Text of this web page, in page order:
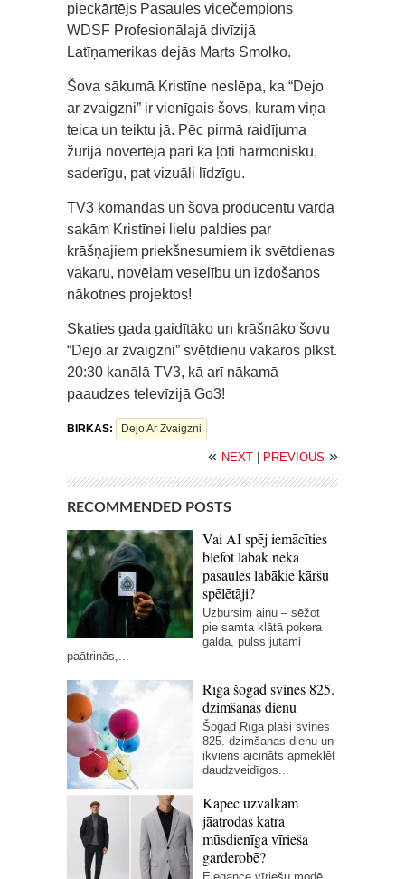
pieckārtējs Pasaules vicečempions
WDSF Profesionālajā divīzijā
Latīņamerikas dejās Marts Smolko.
Šova sākumā Kristīne neslēpa, ka “Dejo
ar zvaigzni” ir vienīgais šovs, kuram viņa
teica un teiktu jā. Pēc pirmā raidījuma
žūrija novērtēja pāri kā ļoti harmonisku,
saderīgu, pat vizuāli līdzīgu.
TV3 komandas un šova producentu vārdā
sakām Kristīnei lielu paldies par
krāšņajiem priekšnesumiem ik svētdienas
vakaru, novēlam veselību un izdošanos
nākotnes projektos!
Skaties gada gaidītāko un krāšņāko šovu
“Dejo ar zvaigzni” svētdienu vakaros plkst.
20:30 kanālā TV3, kā arī nākamā
paaudzes televīzijā Go3!
BIRKAS: Dejo Ar Zvaigzni
« NEXT PREVIOUS »
RECOMMENDED POSTS
Vai AI spēj iemācīties
blefot labāk nekā
pasaules labākie kāršu
spēlētāji?
Uzbursim ainu – sēžot
pie samta klātā pokera
galda, pulss jūtami
paātrinās,...
Rīga šogad svinēs 825.
dzimšanas dienu
Šogad Rīga plaši svinēs
825. dzimšanas dienu un
ikviens aicināts apmeklēt
daudzveidīgos...
Kāpēc uzvalkam
jāatrodas katra
mūsdienīga vīrieša
garderobē?